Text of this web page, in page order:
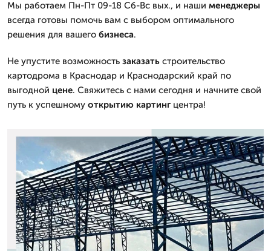
Мы работаем Пн-Пт 09-18 Сб-Вс вых., и наши менеджеры
всегда готовы помочь вам с выбором оптимального
решения для вашего бизнеса.
Не упустите возможность заказать строительство
картодрома в Краснодар и Краснодарский край по
выгодной цене. Свяжитесь с нами сегодня и начните свой
путь к успешному открытию картинг центра!